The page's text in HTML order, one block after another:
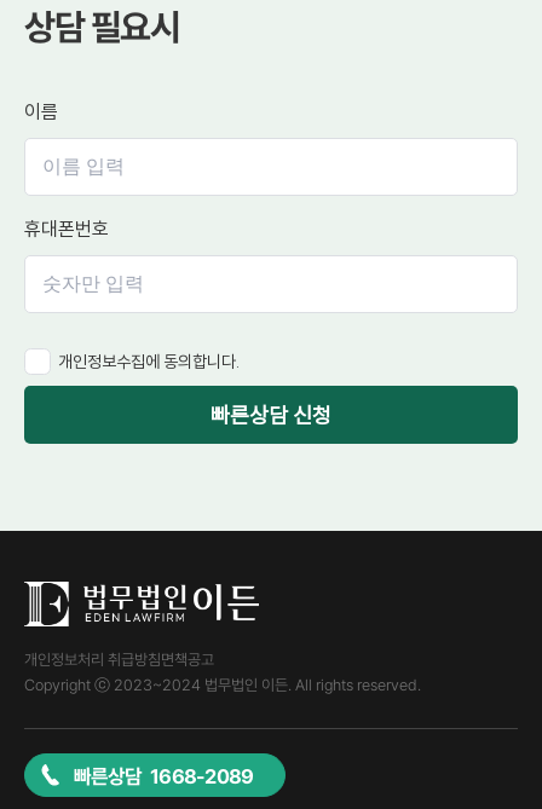
상담 필요시
이름
휴대폰번호
개인정보수집에 동의합니다.
빠른상담 신청
개인정보처리 취급방침면책공고
Copyright ⓒ 2023~2024 법무법인 이든. All rights reserved.
빠른상담 1668-2089